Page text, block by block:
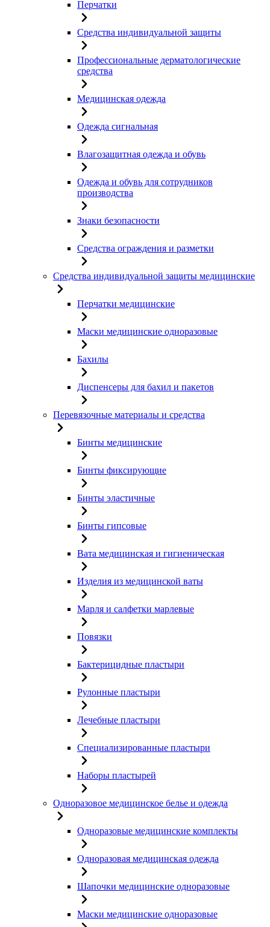
Перчатки
Средства индивидуальной защиты
Профессиональные дерматологические
средства
Медицинская одежда
Одежда сигнальная
Влагозащитная одежда и обувь
Одежда и обувь для сотрудников
производства
Знаки безопасности
Средства ограждения и разметки
Средства индивидуальной защиты медицинские
Перчатки медицинские
Маски медицинские одноразовые
Бахилы
Диспенсеры для бахил и пакетов
Перевязочные материалы и средства
Бинты медицинские
Бинты фиксирующие
Бинты эластичные
Бинты гипсовые
Вата медицинская и гигиеническая
Изделия из медицинской ваты
Марля и салфетки марлевые
Повязки
Бактерицидные пластыри
Рулонные пластыри
Лечебные пластыри
Специализированные пластыри
Наборы пластырей
Одноразовое медицинское белье и одежда
Одноразовые медицинские комплекты
Одноразовая медицинская одежда
Шапочки медицинские одноразовые
Маски медицинские одноразовые